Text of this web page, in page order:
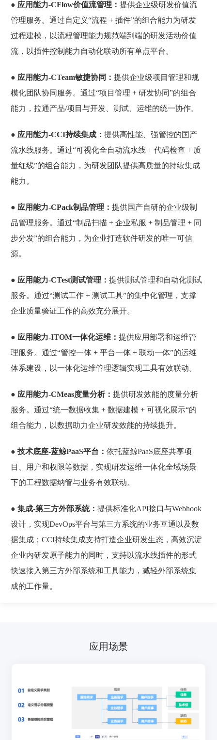
● 应用能力-CFlow价值流管理：提供企业级研发价值流
管理服务。通过自定义“流程 + 插件”的组合能力为研发
过程建模，以流程管理能力规范端到端的研发活动价值
流，以插件控制能力自动化联动所有单点平台。
● 应用能力-CTeam敏捷协同：提供企业级项目管理和规
模化团队协同服务。通过“项目管理 + 研发协同”的组合
能力，拉通产品/项目与开发、测试、运维的统一协作。
● 应用能力-CCI持续集成：提供高性能、强管控的国产
流水线服务。通过“可视化全自动流水线 + 代码检查 + 质
量红线”的组合能力，为研发团队提供高质量的持续集成
能力。
● 应用能力-CPack制品管理：提供国产自研的企业级制
品管理服务。通过“制品扫描 + 企业私服 + 制品管理 + 同
步分发”的组合能力，为企业打造软件研发的唯一可信
源。
● 应用能力-CTest测试管理：提供测试管理和自动化测试
服务。通过“测试工作 + 测试工具”的集中化管理，支撑
企业质量验证工作的高效充分展开。
● 应用能力-ITOM一体化运维：提供应用部署和运维管
理服务。通过“管控一体 + 平台一体 + 联动一体”的运维
体系建设，以一体化运维管理逻辑实现工具有效联动。
● 应用能力-CMeas度量分析：提供研发效能的度量分析
服务。通过“统一数据收集 + 数据建模 + 可视化展示“的
组合能力，以数据助力企业研发效能的持续提升。
● 技术底座-蓝鲸PaaS平台：依托蓝鲸PaaS底座共享项
目、用户和权限等数据，实现研发运维一体化全域场景
下的工程数据纳管与业务有效联动。
● 集成-第三方外部系统：提供标准化API接口与Webhook
设计，实现DevOps平台与第三方系统的业务互通以及数
据集成；CCI持续集成支持打造企业研发生态，高效沉淀
企业内研发原子能力的同时，支持以流水线插件的形式
快速接入第三方外部系统和工具能力，减轻外部系统集
成的工作量。
应用场景